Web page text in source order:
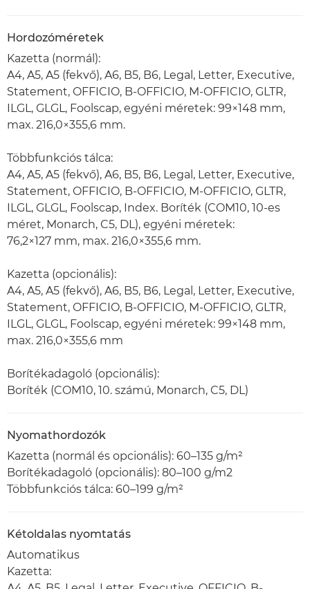
Hordozóméretek
Kazetta (normál):
A4, A5, A5 (fekvő), A6, B5, B6, Legal, Letter, Executive,
Statement, OFFICIO, B-OFFICIO, M-OFFICIO, GLTR,
ILGL, GLGL, Foolscap, egyéni méretek: 99×148 mm,
max. 216,0×355,6 mm.
Többfunkciós tálca:
A4, A5, A5 (fekvő), A6, B5, B6, Legal, Letter, Executive,
Statement, OFFICIO, B-OFFICIO, M-OFFICIO, GLTR,
ILGL, GLGL, Foolscap, Index. Boríték (COM10, 10-es
méret, Monarch, C5, DL), egyéni méretek:
76,2×127 mm, max. 216,0×355,6 mm.
Kazetta (opcionális):
A4, A5, A5 (fekvő), A6, B5, B6, Legal, Letter, Executive,
Statement, OFFICIO, B-OFFICIO, M-OFFICIO, GLTR,
ILGL, GLGL, Foolscap, egyéni méretek: 99×148 mm,
max. 216,0×355,6 mm
Borítékadagoló (opcionális):
Boríték (COM10, 10. számú, Monarch, C5, DL)
Nyomathordozók
Kazetta (normál és opcionális): 60–135 g/m²
Borítékadagoló (opcionális): 80–100 g/m2
Többfunkciós tálca: 60–199 g/m²
Kétoldalas nyomtatás
Automatikus
Kazetta: